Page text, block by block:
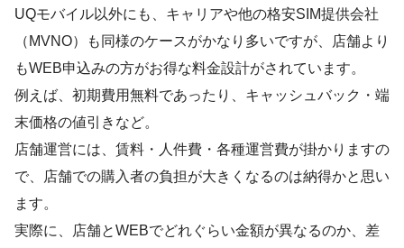
UQモバイル以外にも、キャリアや他の格安SIM提供会社
（MVNO）も同様のケースがかなり多いですが、店舗より
もWEB申込みの方がお得な料金設計がされています。
例えば、初期費用無料であったり、キャッシュバック・端
末価格の値引きなど。
店舗運営には、賃料・人件費・各種運営費が掛かりますの
で、店舗での購入者の負担が大きくなるのは納得かと思い
ます。
実際に、店舗とWEBでどれぐらい金額が異なるのか、差